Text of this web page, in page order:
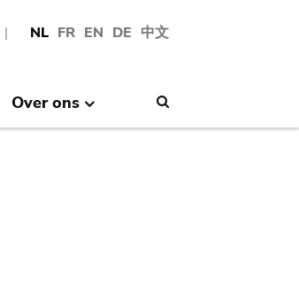
NL FR EN DE 中文
Over ons